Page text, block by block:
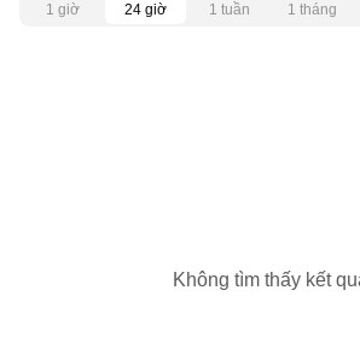
1 giờ 24 giờ 1 tuần 1 tháng
Không tìm thấy kết